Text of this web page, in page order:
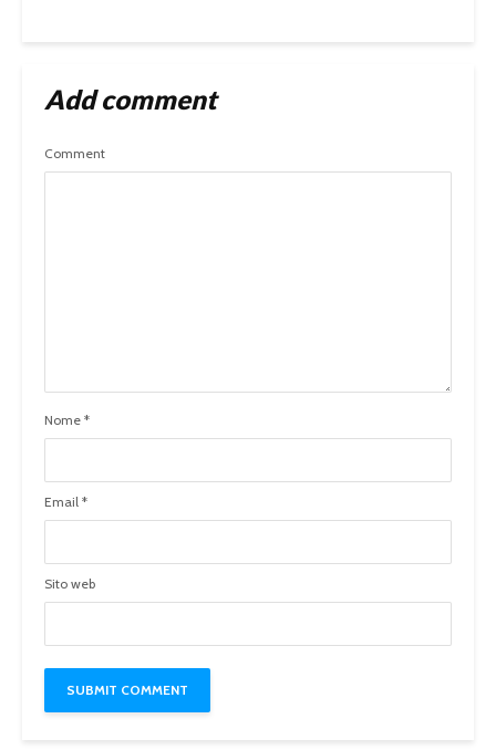
Add comment
Comment
Nome *
Email *
Sito web